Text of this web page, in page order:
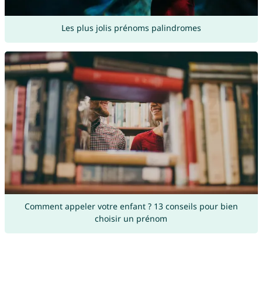
Les plus jolis prénoms palindromes
Comment appeler votre enfant ? 13 conseils pour bien
choisir un prénom